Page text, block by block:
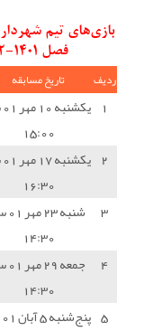
در گروه دوم لیگ
[
برگزاری تیم میزبان
آریو
شهرداری
شهرداری
شهرداری
رشت داماش